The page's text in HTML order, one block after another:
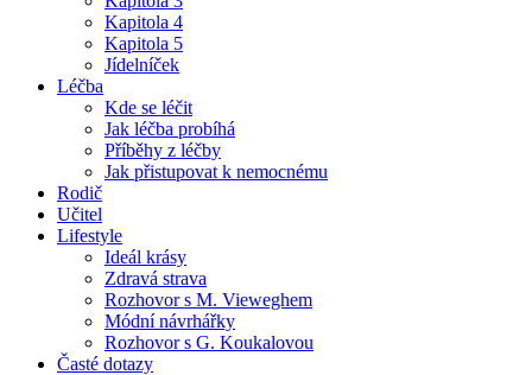
Kapitola 4
Kapitola 5
Jídelníček
Léčba
Kde se léčit
Jak léčba probíhá
Příběhy z léčby
Jak přistupovat k nemocnému
Rodič
Učitel
Lifestyle
Ideál krásy
Zdravá strava
Rozhovor s M. Vieweghem
Módní návrhářky
Rozhovor s G. Koukalovou
Časté dotazy